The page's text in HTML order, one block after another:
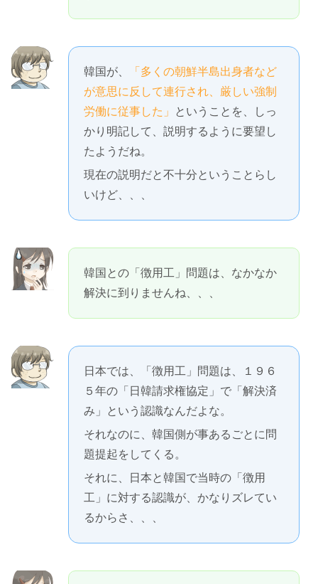
韓国が、
「多くの朝鮮半島出身者など
が意思に反して連行され、厳しい強制
労働に従事した」
ということを、しっ
かり明記して、説明するように要望し
たようだね。
現在の説明だと不十分ということらし
いけど、、、
韓国との「徴用工」問題は、なかなか
解決に到りませんね、、、
日本では、「徴用工」問題は、１９６
５年の「日韓請求権協定」で「解決済
み」という認識なんだよな。
それなのに、韓国側が事あるごとに問
題提起をしてくる。
それに、日本と韓国で当時の「徴用
工」に対する認識が、かなりズレてい
るからさ、、、